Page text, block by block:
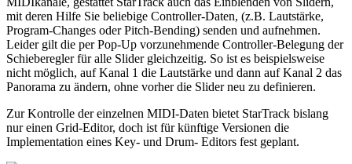
mit deren Hilfe Sie beliebige Controller-Daten, (z.B. Lautstärke,
Program-Changes oder Pitch-Bending) senden und aufnehmen.
Leider gilt die per Pop-Up vorzunehmende Controller-Belegung der
Schieberegler für alle Slider gleichzeitig. So ist es beispielsweise
nicht möglich, auf Kanal 1 die Lautstärke und dann auf Kanal 2 das
Panorama zu ändern, ohne vorher die Slider neu zu definieren.
Zur Kontrolle der einzelnen MIDI-Daten bietet StarTrack bislang
nur einen Grid-Editor, doch ist für künftige Versionen die
Implementation eines Key- und Drum- Editors fest geplant.